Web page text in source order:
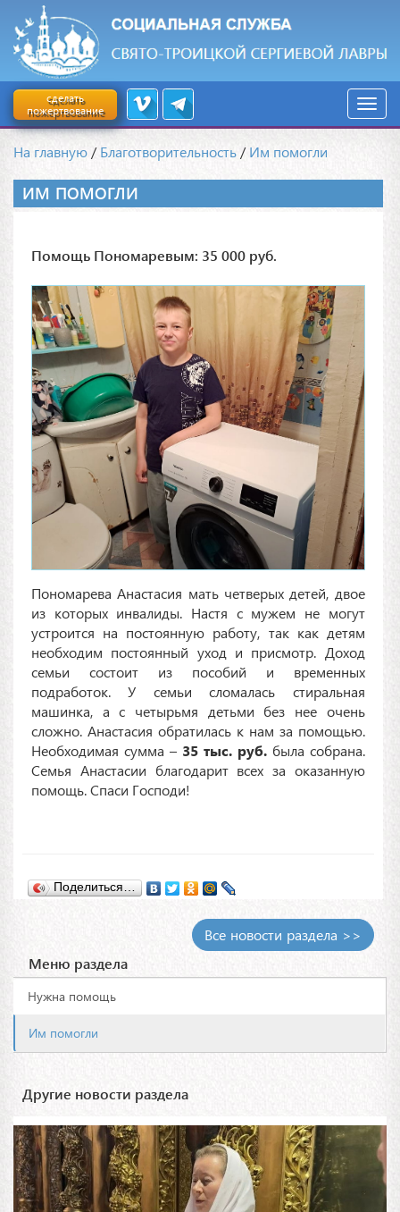
сделать
пожертвование
На главную /Благотворительность /Им помогли
ИМ ПОМОГЛИ
Помощь Пономаревым: 35 000 руб.
Пономарева Анастасия мать четверых детей, двое
из которых инвалиды. Настя с мужем не могут
устроится на постоянную работу, так как детям
необходим постоянный уход и присмотр. Доход
семьи состоит из пособий и временных
подработок. У семьи сломалась стиральная
машинка, а с четырьмя детьми без нее очень
сложно. Анастасия обратилась к нам за помощью.
Необходимая сумма – 35 тыс. руб. была собрана.
Семья Анастасии благодарит всех за оказанную
помощь. Спаси Господи!
Поделиться…
Все новости раздела >>
Меню раздела
Нужна помощь
Им помогли
Другие новости раздела